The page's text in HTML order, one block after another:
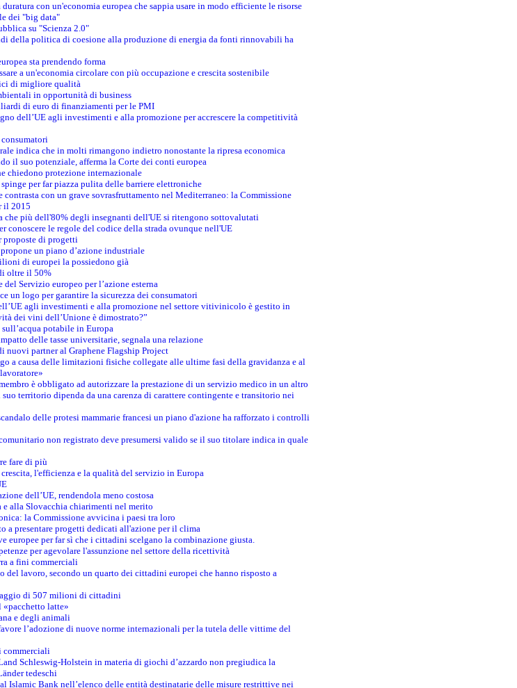
con un'economia europea che sappia usare in modo efficiente le risorse
dei "big data"
su "Scienza 2.0"
della politica di coesione alla produzione di energia da fonti rinnovabili ha
sta prendendo forma
a un'economia circolare con più occupazione e crescita sostenibile
di migliore qualità
in opportunità di business
di euro di finanziamenti per le PMI
dell’UE agli investimenti e alla promozione per accrescere la competitività
indica che in molti rimangono indietro nonostante la ripresa economica
il suo potenziale, afferma la Corte dei conti europea
chiedono protezione internazionale
per far piazza pulita delle barriere elettroniche
con un grave sovrasfruttamento nel Mediterraneo: la Commissione
il 2015
che più dell'80% degli insegnanti dell'UE si ritengono sottovalutati
conoscere le regole del codice della strada ovunque nell'UE
di progetti
un piano d’azione industriale
di europei la possiedono già
oltre il 50%
Servizio europeo per l’azione esterna
un logo per garantire la sicurezza dei consumatori
agli investimenti e alla promozione nel settore vitivinicolo è gestito in
dei vini dell’Unione è dimostrato?”
potabile in Europa
delle tasse universitarie, segnala una relazione
nuovi partner al Graphene Flagship Project
a causa delle limitazioni fisiche collegate alle ultime fasi della gravidanza e al
è obbligato ad autorizzare la prestazione di un servizio medico in un altro
territorio dipenda da una carenza di carattere contingente e transitorio nei
delle protesi mammarie francesi un piano d'azione ha rafforzato i controlli
non registrato deve presumersi valido se il suo titolare indica in quale
fare di più
l'efficienza e la qualità del servizio in Europa
dell’UE, rendendola meno costosa
alla Slovacchia chiarimenti nel merito
la Commissione avvicina i paesi tra loro
presentare progetti dedicati all'azione per il clima
europee per far sì che i cittadini scelgano la combinazione giusta.
per agevolare l'assunzione nel settore della ricettività
a fini commerciali
del lavoro, secondo un quarto dei cittadini europei che hanno risposto a
di 507 milioni di cittadini
«pacchetto latte»
e degli animali
l’adozione di nuove norme internazionali per la tutela delle vittime del
commerciali
Schleswig-Holstein in materia di giochi d’azzardo non pregiudica la
tedeschi
Islamic Bank nell’elenco delle entità destinatarie delle misure restrittive nei